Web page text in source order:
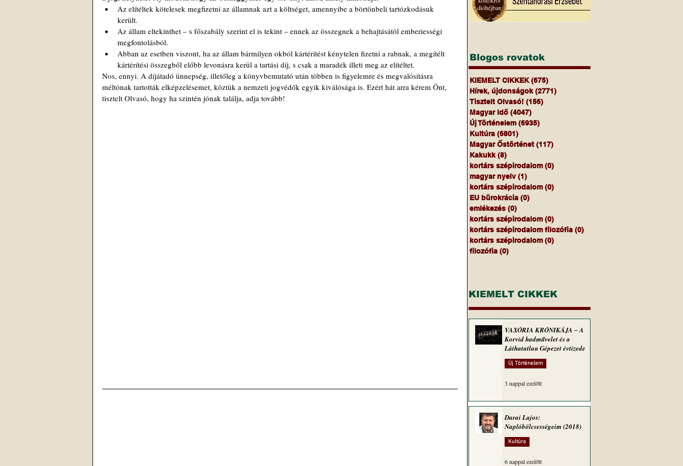
Az elítéltek kötelesek megfizetni az államnak azt a költséget, amennyibe a börtönbeli tartózkodásuk
került.
Az állam eltekinthet – s főszabály szerint el is tekint – ennek az összegnek a behajtásától emberiességi
megfontolásból.
Abban az esetben viszont, ha az állam bármilyen okból kártérítést kénytelen fizetni a rabnak, a megítélt
kártérítési összegből előbb levonásra kerül a tartási díj, s csak a maradék illeti meg az elítéltet.
Nos, ennyi. A díjátadó ünnepség, illetőleg a könyvbemutató után többen is figyelemre és megvalósításra
méltónak tartották elképzelésemet, köztük a nemzeti jogvédők egyik kiválósága is. Ezért hát arra kérem Önt,
tisztelt Olvasó, hogy ha szintén jónak találja, adja tovább!
Blogos rovatok
KIEMELT CIKKEK (675)
Hírek, újdonságok (2771)
Tisztelt Olvasó! (156)
Magyar Idő (4047)
Új Történelem (6935)
Kultúra (6801)
Magyar Őstörténet (117)
Kakukk (8)
kortárs szépirodalom (0)
magyar nyelv (1)
kortárs szépirodalom (0)
EU bürokrácia (0)
emlékezés (0)
kortárs szépirodalom (0)
kortárs szépirodalom filozófia (0)
kortárs szépirodalom (0)
filozófia (0)
KIEMELT CIKKEK
VAXÓRIA KRÓNIKÁJA ‒ A
Korvid hadművelet és a
Láthatatlan Gépezet évtizede
Új Történelem
3 nappal ezelőtt
Darai Lajos:
Naplóbölcsességeim (2018)
Kultúra
6 nappal ezelőtt